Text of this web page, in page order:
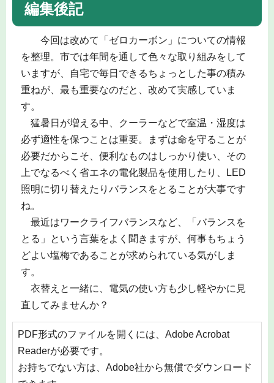
編集後記
今回は改めて「ゼロカーボン」についての情報
を整理。市では年間を通して色々な取り組みをして
いますが、自宅で毎日できるちょっとした事の積み
重ねが、最も重要なのだと、改めて実感していま
す。
猛暑日が増える中、クーラーなどで室温・湿度は
必ず適性を保つことは重要。まずは命を守ることが
必要だからこそ、便利なものはしっかり使い、その
上でなるべく省エネの電化製品を使用したり、LED
照明に切り替えたりバランスをとることが大事です
ね。
最近はワークライフバランスなど、「バランスを
とる」という言葉をよく聞きますが、何事もちょう
どよい塩梅であることが求められている気がしま
す。
衣替えと一緒に、電気の使い方も少し軽やかに見
直してみませんか？
PDF形式のファイルを開くには、Adobe Acrobat
Readerが必要です。
お持ちでない方は、Adobe社から無償でダウンロード